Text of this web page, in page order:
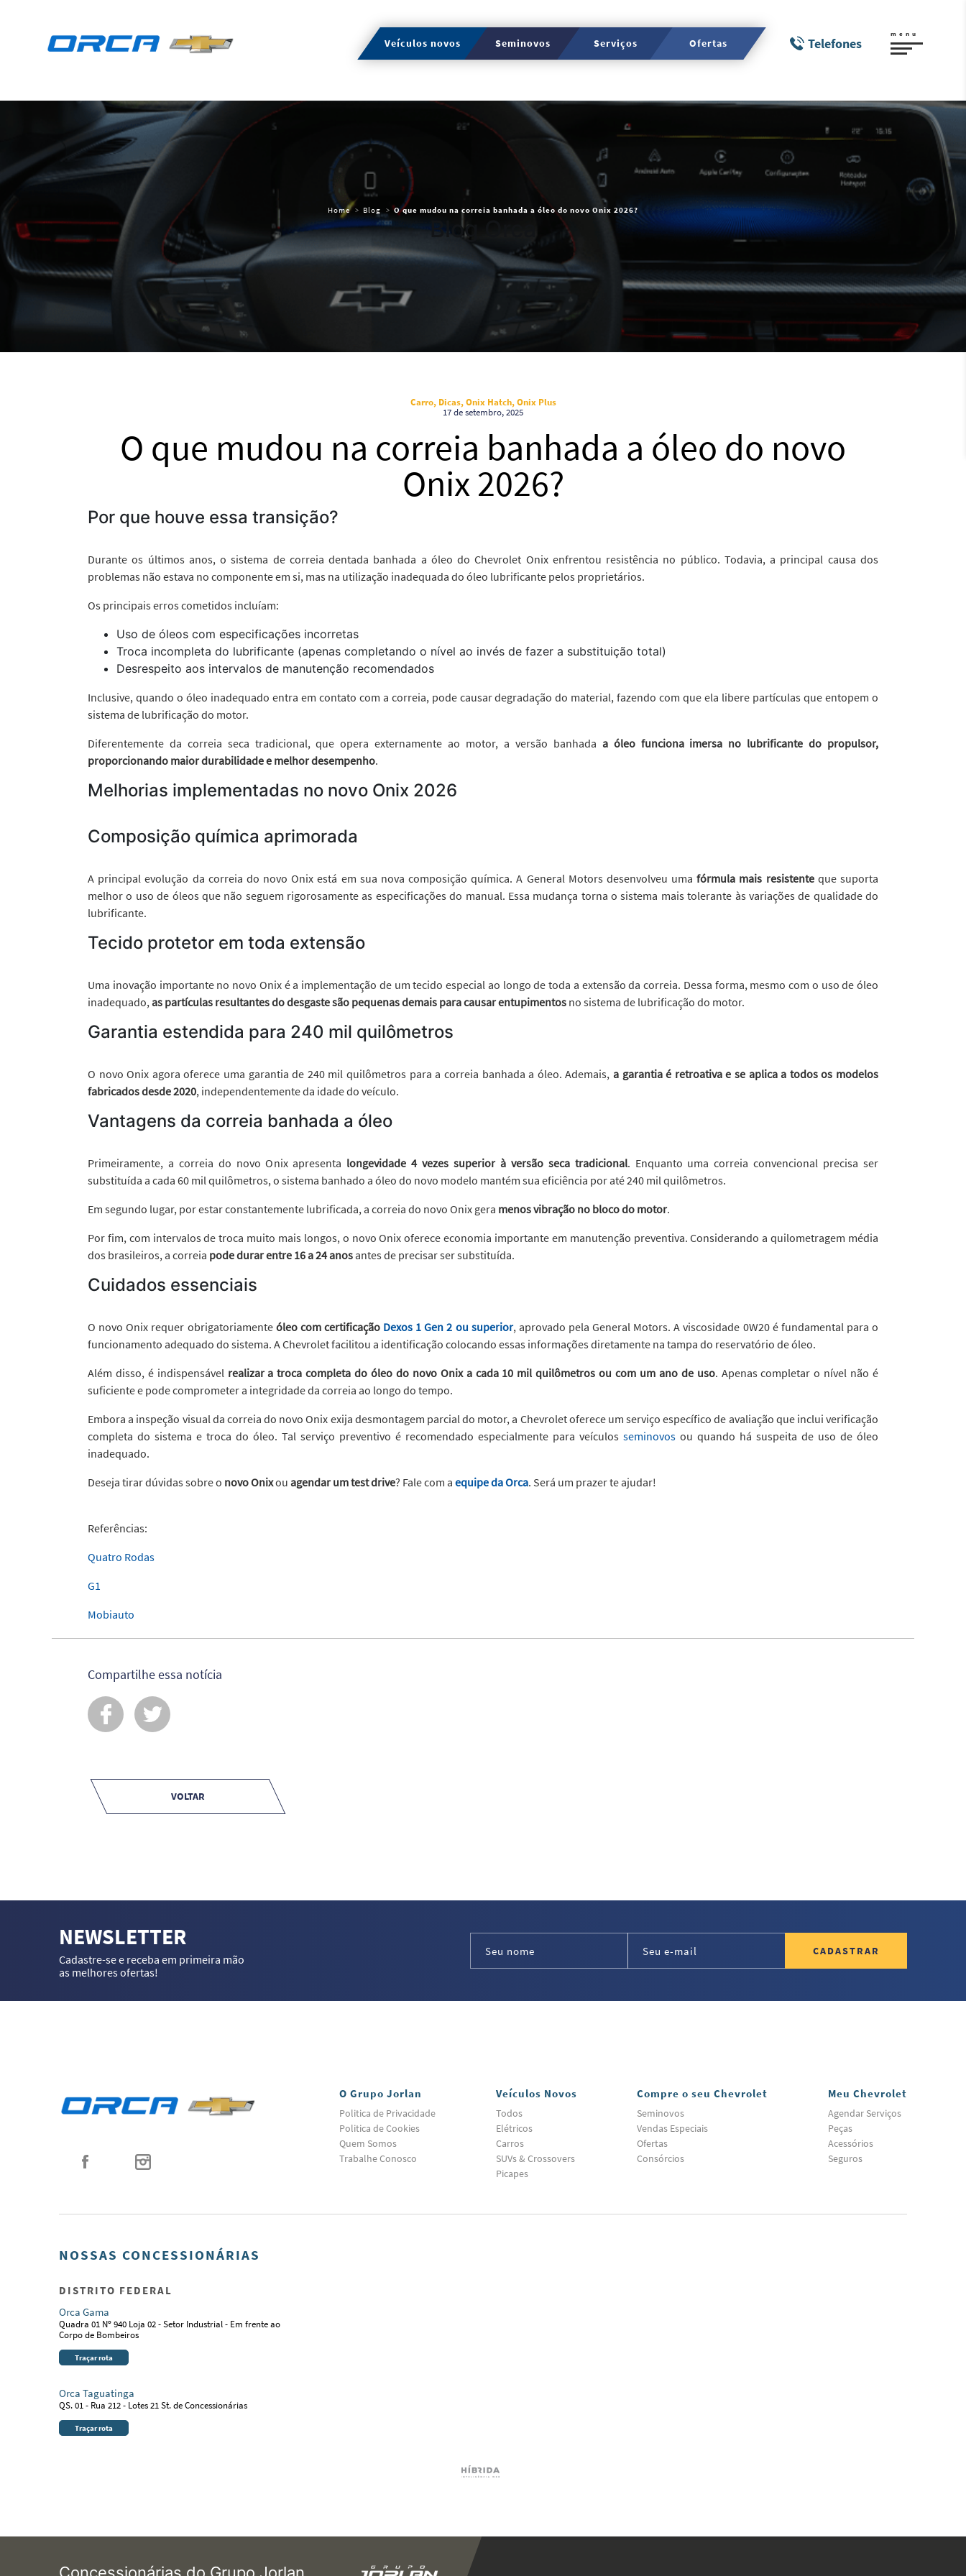
Veículos novos Seminovos Serviços Ofertas Telefones
menu
Home Blog O que mudou na correia banhada a óleo do novo Onix 2026?
Blog Orca
Carro, Dicas, Onix Hatch, Onix Plus
17 de setembro, 2025
O que mudou na correia banhada a óleo do novo
Onix 2026?
Por que houve essa transição?
Durante os últimos anos, o sistema de correia dentada banhada a óleo do Chevrolet Onix enfrentou resistência no público. Todavia, a principal causa dos
problemas não estava no componente em si, mas na utilização inadequada do óleo lubrificante pelos proprietários.
Os principais erros cometidos incluíam:
Uso de óleos com especificações incorretas
Troca incompleta do lubrificante (apenas completando o nível ao invés de fazer a substituição total)
Desrespeito aos intervalos de manutenção recomendados
Inclusive, quando o óleo inadequado entra em contato com a correia, pode causar degradação do material, fazendo com que ela libere partículas que entopem o
sistema de lubrificação do motor.
Diferentemente da correia seca tradicional, que opera externamente ao motor, a versão banhada a óleo funciona imersa no lubrificante do propulsor,
proporcionando maior durabilidade e melhor desempenho.
Melhorias implementadas no novo Onix 2026
Composição química aprimorada
A principal evolução da correia do novo Onix está em sua nova composição química. A General Motors desenvolveu umafórmula mais resistenteque suporta
melhor o uso de óleos que não seguem rigorosamente as especificações do manual. Essa mudança torna o sistema mais tolerante às variações de qualidade do
lubrificante.
Tecido protetor em toda extensão
Uma inovação importante no novo Onix é a implementação de um tecido especial ao longo de toda a extensão da correia. Dessa forma, mesmo com o uso de óleo
inadequado,as partículas resultantes do desgaste são pequenas demais para causar entupimentos no sistema de lubrificação do motor.
Garantia estendida para 240 mil quilômetros
O novo Onix agora oferece uma garantia de 240 mil quilômetros para a correia banhada a óleo. Ademais, a garantia é retroativa e se aplica a todos os modelos
fabricados desde 2020, independentemente da idade do veículo.
Vantagens da correia banhada a óleo
Primeiramente, a correia do novo Onix apresenta longevidade 4 vezes superior à versão seca tradicional. Enquanto uma correia convencional precisa ser
substituída a cada 60 mil quilômetros, o sistema banhado a óleo do novo modelo mantém sua eficiência por até 240 mil quilômetros.
Em segundo lugar, por estar constantemente lubrificada, a correia do novo Onix gera menos vibração no bloco do motor.
Por fim, com intervalos de troca muito mais longos, o novo Onix oferece economia importante em manutenção preventiva. Considerando a quilometragem média
dos brasileiros, a correia pode durar entre 16 a 24 anosantes de precisar ser substituída.
Cuidados essenciais
O novo Onix requer obrigatoriamente óleo com certificação Dexos 1 Gen 2 ou superior, aprovado pela General Motors. A viscosidade 0W20 é fundamental para o
funcionamento adequado do sistema. A Chevrolet facilitou a identificação colocando essas informações diretamente na tampa do reservatório de óleo.
Além disso, é indispensável realizar a troca completa do óleo do novo Onix a cada 10 mil quilômetros ou com um ano de uso. Apenas completar o nível não é
suficiente e pode comprometer a integridade da correia ao longo do tempo.
Embora a inspeção visual da correia do novo Onix exija desmontagem parcial do motor, a Chevrolet oferece um serviço específico de avaliação que inclui verificação
completa do sistema e troca do óleo. Tal serviço preventivo é recomendado especialmente para veículos seminovos ou quando há suspeita de uso de óleo
inadequado.
Deseja tirar dúvidas sobre o novo Onixou agendar um test drive? Fale com a equipe da Orca. Será um prazer te ajudar!
Referências:
Quatro Rodas
G1
Mobiauto
Compartilhe essa notícia
VOLTAR
NEWSLETTER
Cadastre-se e receba em primeira mão
as melhores ofertas!
CADASTRAR
O Grupo Jorlan
Politica de Privacidade
Politica de Cookies
Quem Somos
Trabalhe Conosco
Veículos Novos
Todos
Elétricos
Carros
SUVs & Crossovers
Picapes
Compre o seu Chevrolet
Seminovos
Vendas Especiais
Ofertas
Consórcios
Meu Chevrolet
Agendar Serviços
Peças
Acessórios
Seguros
NOSSAS CONCESSIONÁRIAS
DISTRITO FEDERAL
Orca Gama
Quadra 01 Nº 940 Loja 02 - Setor Industrial - Em frente ao
Corpo de Bombeiros
Traçar rota
Orca Taguatinga
QS. 01 - Rua 212 - Lotes 21 St. de Concessionárias
Traçar rota